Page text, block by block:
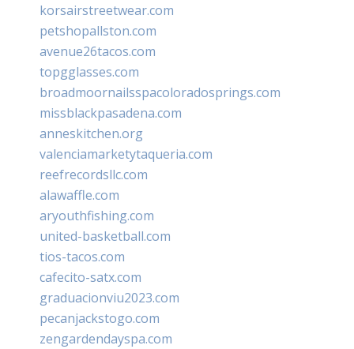
korsairstreetwear.com
petshopallston.com
avenue26tacos.com
topgglasses.com
broadmoornailsspacoloradosprings.com
missblackpasadena.com
anneskitchen.org
valenciamarketytaqueria.com
reefrecordsllc.com
alawaffle.com
aryouthfishing.com
united-basketball.com
tios-tacos.com
cafecito-satx.com
graduacionviu2023.com
pecanjackstogo.com
zengardendayspa.com